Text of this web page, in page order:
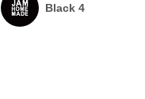
Black 4